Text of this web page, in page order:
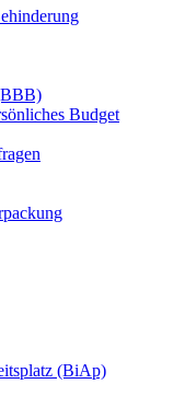
Budget
(BiAp)